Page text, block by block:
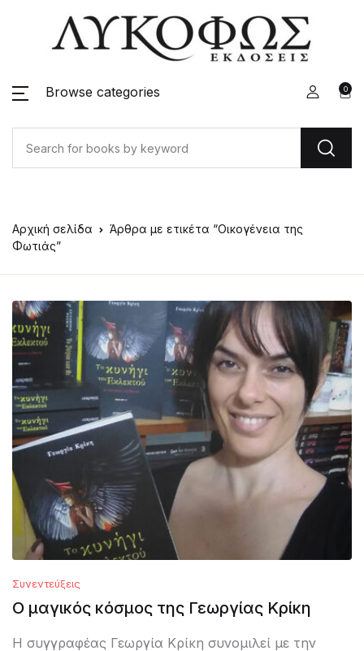
Browse categories 0
Αρχική σελίδα
Άρθρα με ετικέτα “Οικογένεια της
Φωτιάς”
Συνεντεύξεις
Ο μαγικός κόσμος της Γεωργίας Κρίκη
Η συγγραφέας Γεωργία Κρίκη συνομιλεί με την